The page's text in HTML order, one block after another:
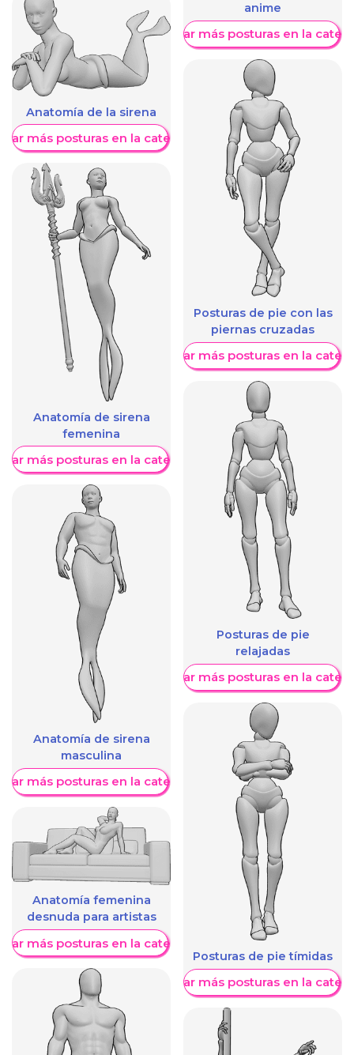
Anatomía de la sirena
más posturas en la categoría
Anatomía de sirena
femenina
más posturas en la categoría
Anatomía de sirena
masculina
más posturas en la categoría
Anatomía femenina
desnuda para artistas
más posturas en la categoría
anime
Mostrar más posturas en la
Posturas de pie con las
piernas cruzadas
Mostrar más posturas en la
Posturas de pie
relajadas
Mostrar más posturas en la
Posturas de pie tímidas
Mostrar más posturas en la